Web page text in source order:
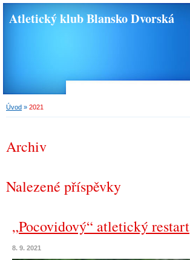
Atletický klub Blansko Dvorská
Úvod » 2021
Archiv
Nalezené příspěvky
„Pocovidový“ atletický restart
8. 9. 2021